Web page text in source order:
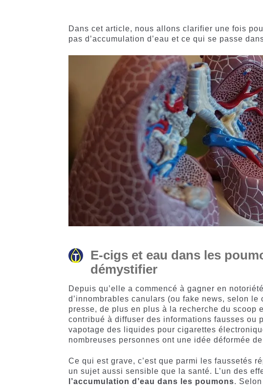
client
Dans cet article, nous allons clarifier une fois
pas d’accumulation d’eau et ce qui se passe
E-cigs et eau dans les
démystifier
Depuis qu’elle a commencé à gagner en
d’innombrables canulars (ou fake news, selon
presse, de plus en plus à la recherche du scoop
contribué à diffuser des informations fausses ou
vapotage des liquides pour cigarettes
nombreuses personnes ont une idée déformée
Ce qui est grave, c’est que parmi les faussetés
un sujet aussi sensible que la santé. L’un des
l’accumulation d’eau dans les poumons.